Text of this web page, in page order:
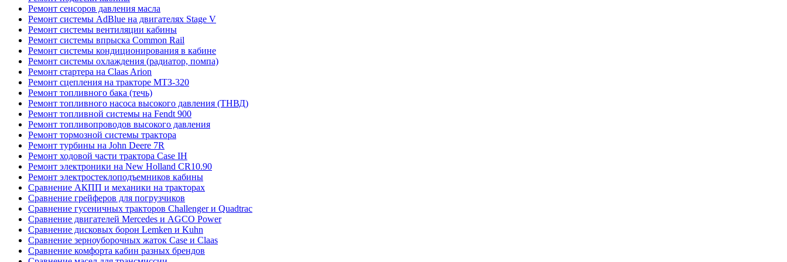
Ремонт сенсоров давления масла
Ремонт системы AdBlue на двигателях Stage V
Ремонт системы вентиляции кабины
Ремонт системы впрыска Common Rail
Ремонт системы кондиционирования в кабине
Ремонт системы охлаждения (радиатор, помпа)
Ремонт стартера на Claas Arion
Ремонт сцепления на тракторе МТЗ-320
Ремонт топливного бака (течь)
Ремонт топливного насоса высокого давления (ТНВД)
Ремонт топливной системы на Fendt 900
Ремонт топливопроводов высокого давления
Ремонт тормозной системы трактора
Ремонт турбины на John Deere 7R
Ремонт ходовой части трактора Case IH
Ремонт электроники на New Holland CR10.90
Ремонт электростеклоподъемников кабины
Сравнение АКПП и механики на тракторах
Сравнение грейферов для погрузчиков
Сравнение гусеничных тракторов Challenger и Quadtrac
Сравнение двигателей Mercedes и AGCO Power
Сравнение дисковых борон Lemken и Kuhn
Сравнение зерноуборочных жаток Case и Claas
Сравнение комфорта кабин разных брендов